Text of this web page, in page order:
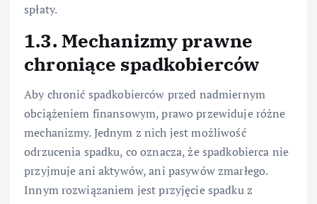
spłaty.
1.3. Mechanizmy prawne
chroniące spadkobierców
Aby chronić spadkobierców przed nadmiernym
obciążeniem finansowym, prawo przewiduje różne
mechanizmy. Jednym z nich jest możliwość
odrzucenia spadku, co oznacza, że spadkobierca nie
przyjmuje ani aktywów, ani pasywów zmarłego.
Innym rozwiązaniem jest przyjęcie spadku z